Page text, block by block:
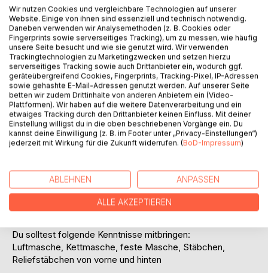
BESCHREIBUNG
Mit dieser Anleitung (ver-)führe ich dich Schritt für Schritt
zu einem neuen Dreieckstuch.
Diese Anleitung enthält eine Texterklärung und eine
Häkelschrift.
Ich habe mit einem 4-fädrigen 800m Bobbel aus eigener
Wicklung (Bobbel "Melody", diese und viele andere bei mir
erhältlich) gearbeitet, sowie eine Häkelnadel der Stärke 4,0
Nach der letzten Reihe hat das Tuch - bei Verwendung des
Originalgarns und der Originalnadelstärke - die Maße ca.
185cm Länge und 75cm Höhe.
Du solltest folgende Kenntnisse mitbringen:
Luftmasche, Kettmasche, feste Masche, Stäbchen,
Reliefstäbchen von vorne und hinten
Wir nutzen Cookies und vergleichbare Technologien auf unserer
Website. Einige von ihnen sind essenziell und technisch notwendig.
Daneben verwenden wir Analysemethoden (z. B. Cookies oder
Fingerprints sowie serverseitiges Tracking), um zu messen, wie häufig
unsere Seite besucht und wie sie genutzt wird. Wir verwenden
Trackingtechnologien zu Marketingzwecken und setzen hierzu
serverseitiges Tracking sowie auch Drittanbieter ein, wodurch ggf.
geräteübergreifend Cookies, Fingerprints, Tracking-Pixel, IP-Adressen
sowie gehashte E-Mail-Adressen genutzt werden. Auf unserer Seite
betten wir zudem Drittinhalte von anderen Anbietern ein (Video-
Plattformen). Wir haben auf die weitere Datenverarbeitung und ein
etwaiges Tracking durch den Drittanbieter keinen Einfluss. Mit deiner
Einstellung willigst du in die oben beschriebenen Vorgänge ein. Du
kannst deine Einwilligung (z. B. im Footer unter „Privacy-Einstellungen“)
jederzeit mit Wirkung für die Zukunft widerrufen. (BoD-Impressum)
ABLEHNEN ANPASSEN
ALLE AKZEPTIEREN